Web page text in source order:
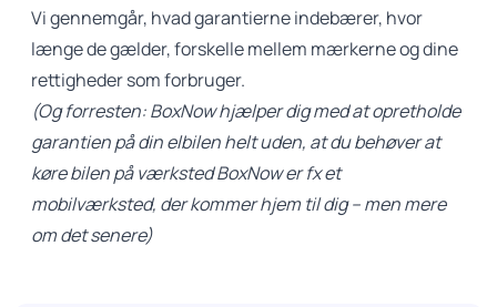
Vi gennemgår, hvad garantierne indebærer, hvor
længe de gælder, forskelle mellem mærkerne og dine
rettigheder som forbruger.
(Og forresten: BoxNow hjælper dig med at opretholde
garantien på din elbilen helt uden, at du behøver at
køre bilen på værksted BoxNow er fx et
mobilværksted, der kommer hjem til dig – men mere
om det senere)